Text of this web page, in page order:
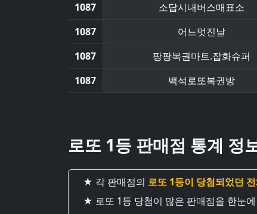
1087
소답시내버스매표소
1087
어느멋진날
1087
팡팡복권마트.잡화슈퍼
1087
백석로또복권방
로또 1등 판매점 통계 정
★ 각 판매점의 로또 1등이 당첨되었던
★ 로또 1등 당첨이 많은 판매점을 한눈